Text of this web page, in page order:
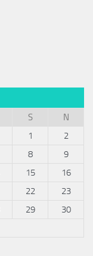
S
N
1
2
8
9
15
16
22
23
29
30